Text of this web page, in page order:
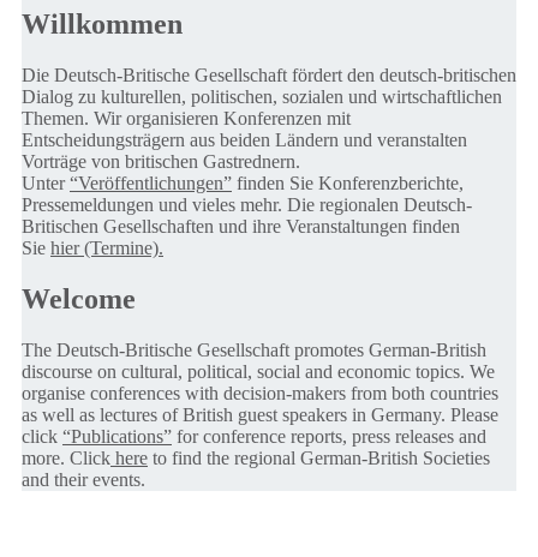
Willkommen
Die Deutsch-Britische Gesellschaft fördert den deutsch-britischen
Dialog zu kulturellen, politischen, sozialen und wirtschaftlichen
Themen. Wir organisieren Konferenzen mit
Entscheidungsträgern aus beiden Ländern und veranstalten
Vorträge von britischen Gastrednern.
Unter“Veröffentlichungen” finden Sie Konferenzberichte,
Pressemeldungen und vieles mehr. Die regionalen Deutsch-
Britischen Gesellschaften und ihre Veranstaltungen finden
Sie hier (Termine).
Welcome
The Deutsch-Britische Gesellschaft promotes German-British
discourse on cultural, political, social and economic topics. We
organise conferences with decision-makers from both countries
as well as lectures of British guest speakers in Germany. Please
click “Publications” for conference reports, press releases and
more. Click here to find the regional German-British Societies
and their events.